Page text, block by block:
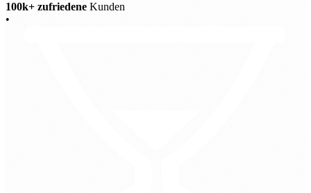
100k+ zufriedene Kunden
•